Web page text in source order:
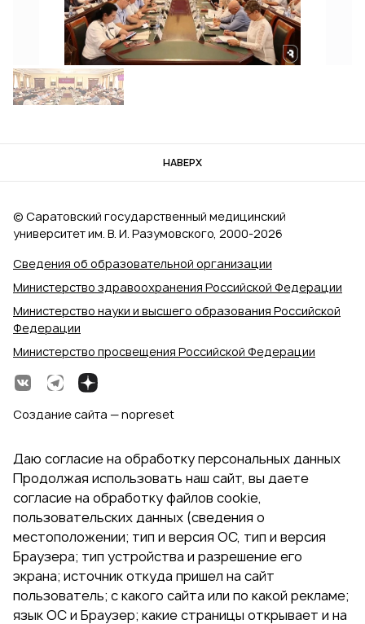
НАВЕРХ
Сведения об образовательной организации
Министерство здравоохранения Российской Федерации
Министерство науки и высшего образования Российской
Федерации
Министерство просвещения Российской Федерации
© Саратовский государственный медицинский
университет им. В. И. Разумовского, 2000‑2026
Создание сайта — nopreset
Даю согласие на обработку персональных данных
Продолжая использовать наш сайт, вы даете
согласие на обработку файлов cookie,
пользовательских данных (сведения о
местоположении; тип и версия ОС, тип и версия
Браузера; тип устройства и разрешение его
экрана; источник откуда пришел на сайт
пользователь; с какого сайта или по какой рекламе;
язык ОС и Браузер; какие страницы открывает и на